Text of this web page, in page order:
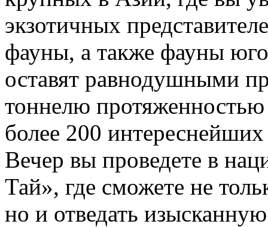
экзотичных
фауны, а также фауны
оставят равнодушными
тоннелю
более 200
Вечер вы проведете в
Тай», где сможете не
но и отведать